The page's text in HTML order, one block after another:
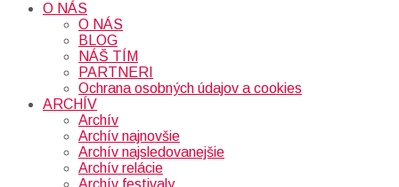
O NÁS
O NÁS
BLOG
NÁŠ TÍM
PARTNERI
Ochrana osobných údajov a cookies
ARCHÍV
Archív
Archív najnovšie
Archív najsledovanejšie
Archív relácie
Archív festivaly